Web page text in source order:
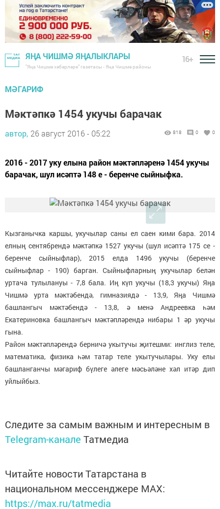
ЯҢА ЧИШМӘ ЯҢАЛЫКЛАРЫ
"Яңа Чишмә хәбәрләре" газетасы - Яңа Чишмә районы
16+
МӘГАРИФ
Мәктәпкә 1454 укучы барачак
автор, 26 август 2016 - 05:22 818 0 0
2016 - 2017 уку елына район мәктәпләренә 1454 укучы
барачак, шул исәптә 148 е - беренче сыйныфка.
Кызганычка каршы, укучылар саны ел саен кими бара. 2014
елның сентябрендә мәктәпкә 1527 укучы (шул исәптә 175 се -
беренче сыйныфлар), 2015 елда 1496 укучы (беренче
сыйныфлар - 190) барган. Сыйныфларның укучылар белән
уртача тулылануы - 7,8 бала. Иң күп укучы (18,3 укучы) Яңа
Чишмә урта мәктәбендә, гимназиядә - 13,9, Яңа Чишмә
башлангыч мәктәбендә - 13,8, ә менә Андреевка һәм
Екатериновка башлангыч мәктәпләрендә нибары 1 әр укучы
гына.
Район мәктәпләрендә берничә укытучы җитешми: инглиз теле,
математика, физика һәм татар теле укытучылары. Уку елы
башланганчы мәгариф бүлеге әлеге мәсьәләне хәл итәр дип
уйлыйбыз.
Следите за самым важным и интересным в
Telegram-канале Татмедиа
Читайте новости Татарстана в
национальном мессенджере MАХ:
https://max.ru/tatmedia